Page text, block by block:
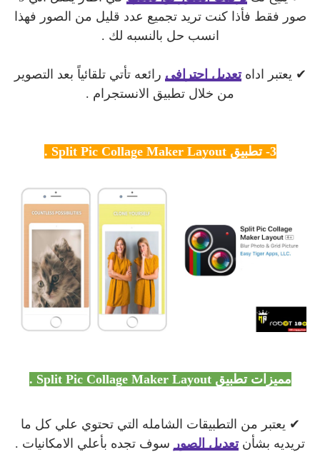
صور فقط فأذا كنت تريد تجميع عدد قليل من الصور فهذا
انسب حل بالنسبه لك .
✔ يعتبر اداهتعديل احترافي رائعه تأتي تلقائياً بعد التصوير
من خلال تطبيق الانستجرام .
3- تطبيق Split Pic Collage Maker Layout .
مميزاتتطبيق Split Pic Collage Maker Layout .
✔ يعتبر من التطبيقات الشامله التي تحتوي علي كل ما
تريديه بشأنتعديل الصور سوف تجده بأعلي الامكانيات .